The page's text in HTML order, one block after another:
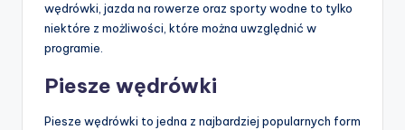
wędrówki, jazda na rowerze oraz sporty wodne to tylko
niektóre z możliwości, które można uwzględnić w
programie.
Piesze wędrówki
Piesze wędrówki to jedna z najbardziej popularnych form